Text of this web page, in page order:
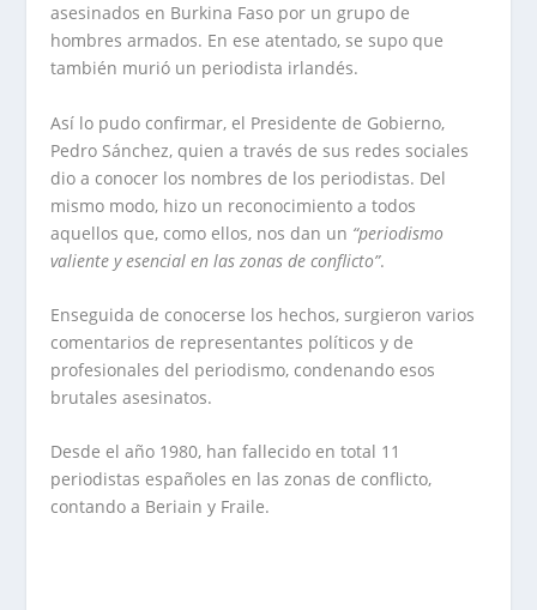
asesinados en Burkina Faso por un grupo de
hombres armados. En ese atentado, se supo que
también murió un periodista irlandés.
Así lo pudo confirmar, el Presidente de Gobierno,
Pedro Sánchez, quien a través de sus redes sociales
dio a conocer los nombres de los periodistas. Del
mismo modo, hizo un reconocimiento a todos
aquellos que, como ellos, nos dan un “periodismo
valiente y esencial en las zonas de conflicto”.
Enseguida de conocerse los hechos, surgieron varios
comentarios de representantes políticos y de
profesionales del periodismo, condenando esos
brutales asesinatos.
Desde el año 1980, han fallecido en total 11
periodistas españoles en las zonas de conflicto,
contando a Beriain y Fraile.